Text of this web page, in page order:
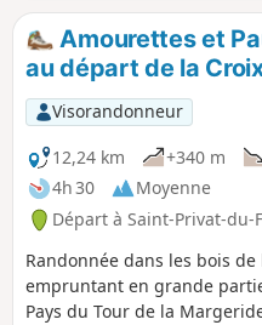
Amourettes et
au départ de la
Visorandonneur
12,24 km
+340 m
4h 30
Moyenne
Départ à Saint-Privat-du-
Randonnée dans les bois
empruntant en grande
Pays du Tour de la